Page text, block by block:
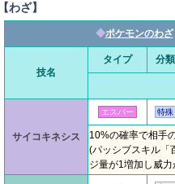
わざ】
◆ポケモンのわざ
技名
タイプ 分類
サイコキネシス
エスパー 特殊
10%の確率で相手
(パッシブスキル「
ジ量が1増加し威